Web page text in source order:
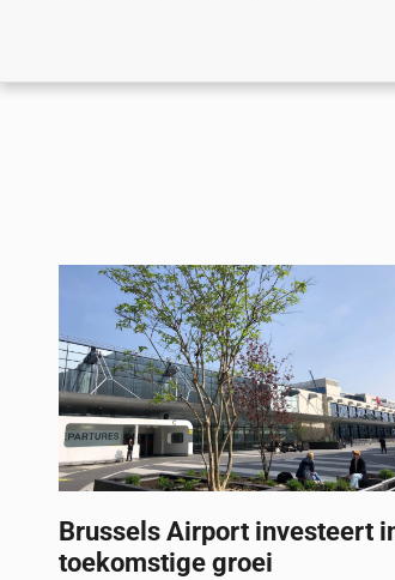
Brussels Airport investeert
toekomstige groei